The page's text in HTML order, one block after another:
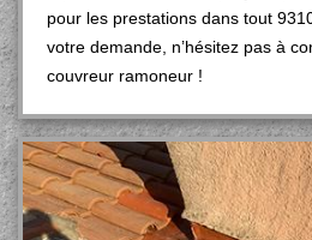
pour les prestations dans tout
votre demande, n’hésitez pas à
couvreur ramoneur !